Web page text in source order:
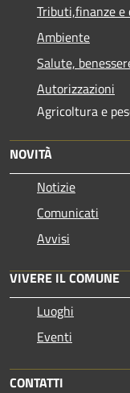
Tributi,finanze
Ambiente
Salute,
Autorizzazioni
Agricoltura e
NOVITÀ
Notizie
Comunicati
Avvisi
VIVERE IL COMUNE
Luoghi
Eventi
CONTATTI